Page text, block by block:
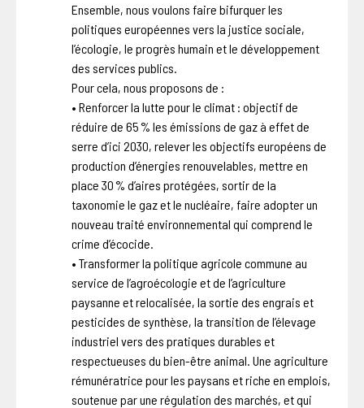
Ensemble, nous voulons faire bifurquer les
politiques européennes vers la justice sociale,
l’écologie, le progrès humain et le développement
des services publics.
Pour cela, nous proposons de :
• Renforcer la lutte pour le climat : objectif de
réduire de 65 % les émissions de gaz à effet de
serre d’ici 2030, relever les objectifs européens de
production d’énergies renouvelables, mettre en
place 30 % d’aires protégées, sortir de la
taxonomie le gaz et le nucléaire, faire adopter un
nouveau traité environnemental qui comprend le
crime d’écocide.
• Transformer la politique agricole commune au
service de l’agroécologie et de l’agriculture
paysanne et relocalisée, la sortie des engrais et
pesticides de synthèse, la transition de l’élevage
industriel vers des pratiques durables et
respectueuses du bien-être animal. Une agriculture
rémunératrice pour les paysans et riche en emplois,
soutenue par une régulation des marchés, et qui